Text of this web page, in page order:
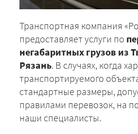
Транспортная компания
предоставляет услуги по
негабаритных грузов из
Рязань. В случаях, когда
транспортируемого
стандартные размеры,
правилами перевозок, на
наши специалисты.